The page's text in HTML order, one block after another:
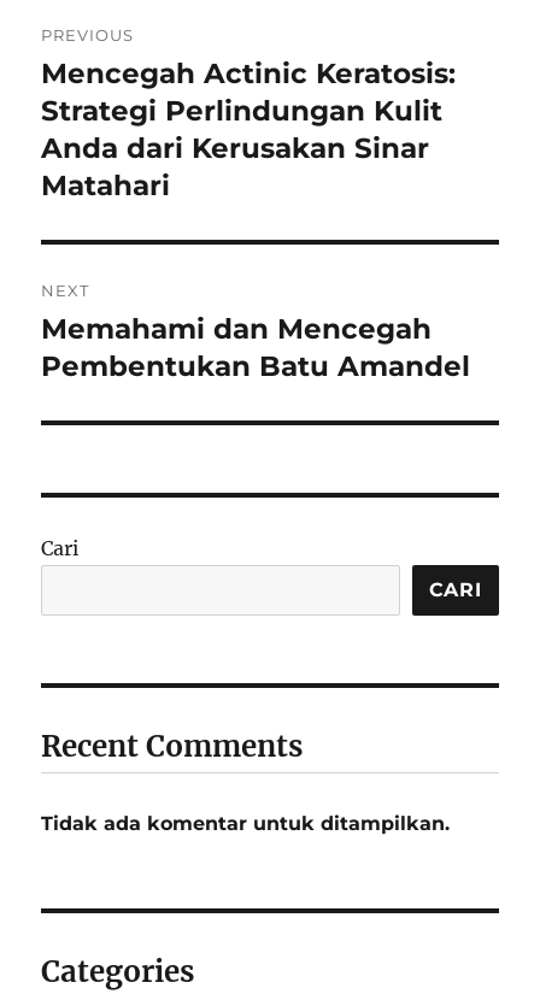
pos
PREVIOUS
Previous
post:
Mencegah Actinic Keratosis:
Strategi Perlindungan Kulit
Anda dari Kerusakan Sinar
Matahari
NEXT
Next
post:
Memahami dan Mencegah
Pembentukan Batu Amandel
Cari
CARI
Recent Comments
Tidak ada komentar untuk ditampilkan.
Categories